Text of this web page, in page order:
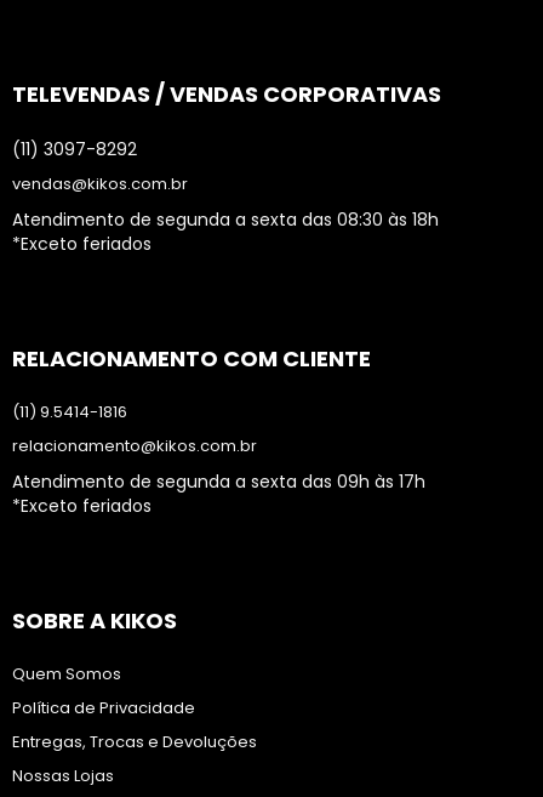
TELEVENDAS / VENDAS CORPORATIVAS
(11) 3097-8292
vendas@kikos.com.br
Atendimento de segunda a sexta das 08:30 às 18h
*Exceto feriados
RELACIONAMENTO COM CLIENTE
(11) 9.5414-1816
relacionamento@kikos.com.br
Atendimento de segunda a sexta das 09h às 17h
*Exceto feriados
SOBRE A KIKOS
Quem Somos
Política de Privacidade
Entregas, Trocas e Devoluções
Nossas Lojas